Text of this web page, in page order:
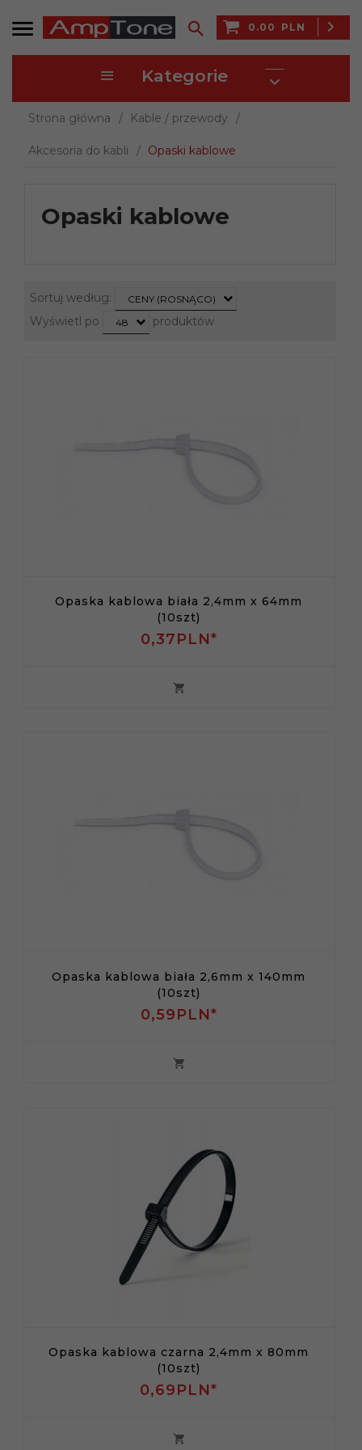
0.00 PLN
Kategorie
Strona główna Kable / przewody
Akcesoria do kabli Opaski kablowe
Opaski kablowe
Sortuj według: sortCENY (ROSNĄCO)
Wyświetl po pop
48 produktów
Opaska kablowa biała 2,4mm x 64mm
(10szt)
0,37PLN*
Opaska kablowa biała 2,6mm x 140mm
(10szt)
0,59PLN*
Opaska kablowa czarna 2,4mm x 80mm
(10szt)
0,69PLN*